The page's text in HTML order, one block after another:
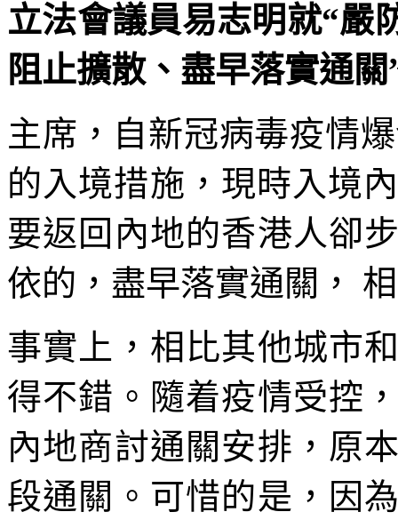
立法會議員易志明就“嚴
阻止擴散、盡早落實通
主席，自新冠病毒疫情
的入境措施，現時入境
要返回內地的香港人卻
依的，盡早落實通關，
事實上，相比其他城市
得不錯。隨着疫情受控
內地商討通關安排，原
段通關。可惜的是，因